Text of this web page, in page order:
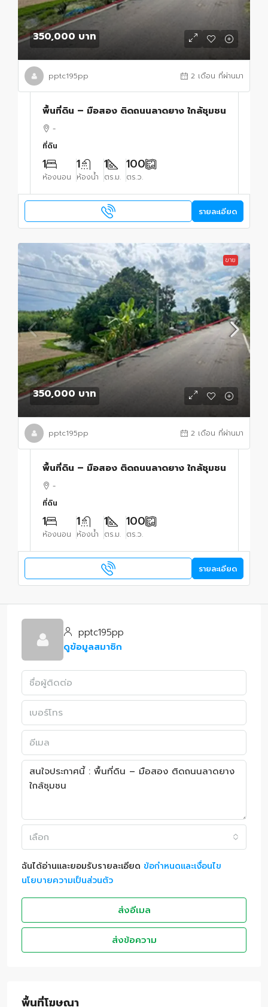
350,000 บาท
pptc195pp 2 เดือน ที่ผ่านมา
พื้นที่ดิน – มือสอง ติดถนนลาดยาง ใกล้ชุมชน
-
ที่ดิน
1
ห้องนอน
1
ห้องน้ำ
1
ตร.ม.
100
ตร.ว.
รายละเอียด
ขาย
350,000 บาท
pptc195pp 2 เดือน ที่ผ่านมา
พื้นที่ดิน – มือสอง ติดถนนลาดยาง ใกล้ชุมชน
-
ที่ดิน
1
ห้องนอน
1
ห้องน้ำ
1
ตร.ม.
100
ตร.ว.
รายละเอียด
pptc195pp
ดูข้อมูลสมาชิก
เลือก
ฉันได้อ่านและยอมรับรายละเอียด ข้อกำหนดและเงื่อนไข
นโยบายความเป็นส่วนตัว
ส่งอีเมล
ส่งข้อความ
พื้นที่โฆษณา